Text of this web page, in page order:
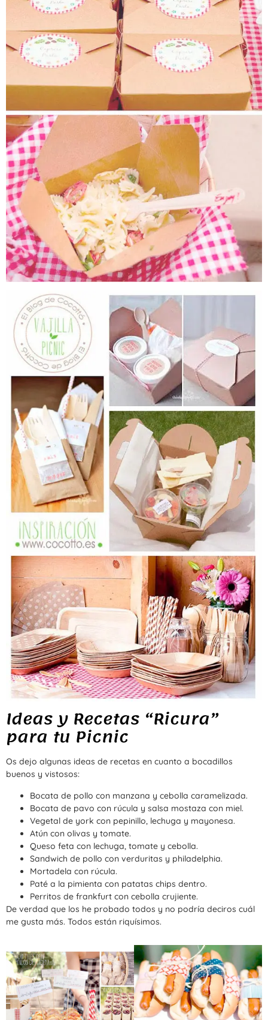
Ideas y Recetas “Ricura”
para tu Picnic
Os dejo algunas ideas de recetas en cuanto a bocadillos
buenos y vistosos:
Bocata de pollo con manzana y cebolla caramelizada.
Bocata de pavo con rúcula y salsa mostaza con miel.
Vegetal de york con pepinillo, lechuga y mayonesa.
Atún con olivas y tomate.
Queso feta con lechuga, tomate y cebolla.
Sandwich de pollo con verduritas y philadelphia.
Mortadela con rúcula.
Paté a la pimienta con patatas chips dentro.
Perritos de frankfurt con cebolla crujiente.
De verdad que los he probado todos y no podría deciros cuál
me gusta más. Todos están riquísimos.